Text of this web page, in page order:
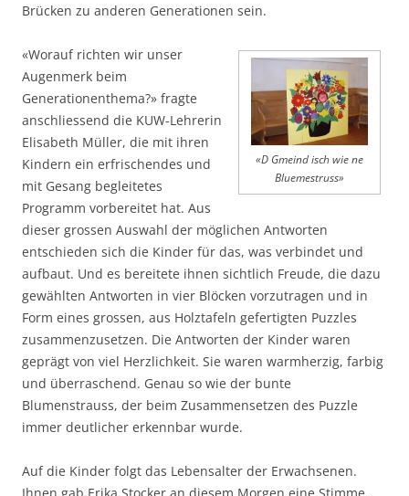
Brücken zu anderen Generationen sein.
«D Gmeind isch wie ne
Bluemestruss»
«Worauf richten wir unser
Augenmerk beim
Generationenthema?» fragte
anschliessend die KUW-Lehrerin
Elisabeth Müller, die mit ihren
Kindern ein erfrischendes und
mit Gesang begleitetes
Programm vorbereitet hat. Aus
dieser grossen Auswahl der möglichen Antworten
entschieden sich die Kinder für das, was verbindet und
aufbaut. Und es bereitete ihnen sichtlich Freude, die dazu
gewählten Antworten in vier Blöcken vorzutragen und in
Form eines grossen, aus Holztafeln gefertigten Puzzles
zusammenzusetzen. Die Antworten der Kinder waren
geprägt von viel Herzlichkeit. Sie waren warmherzig, farbig
und überraschend. Genau so wie der bunte
Blumenstrauss, der beim Zusammensetzen des Puzzle
immer deutlicher erkennbar wurde.
Auf die Kinder folgt das Lebensalter der Erwachsenen.